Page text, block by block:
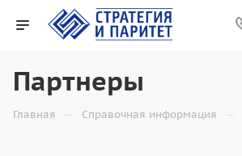
Партнеры
Главная — Справочная информация —